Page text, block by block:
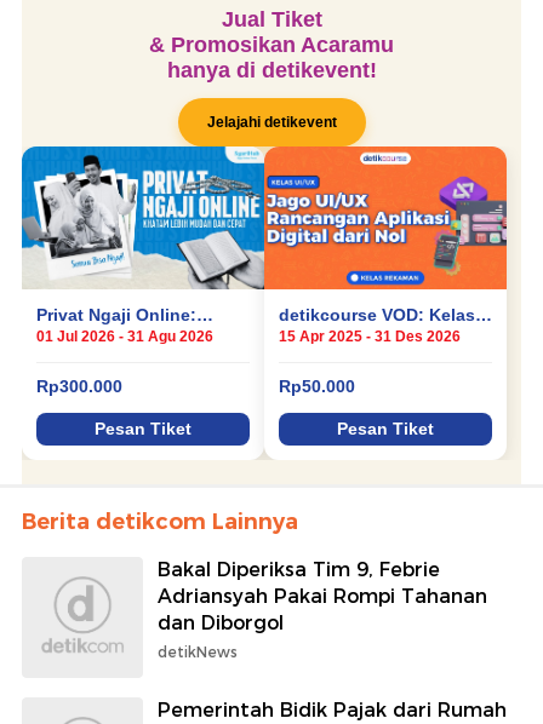
Berita detikcom Lainnya
Bakal Diperiksa Tim 9, Febrie
Adriansyah Pakai Rompi Tahanan
dan Diborgol
detikNews
Pemerintah Bidik Pajak dari Rumah